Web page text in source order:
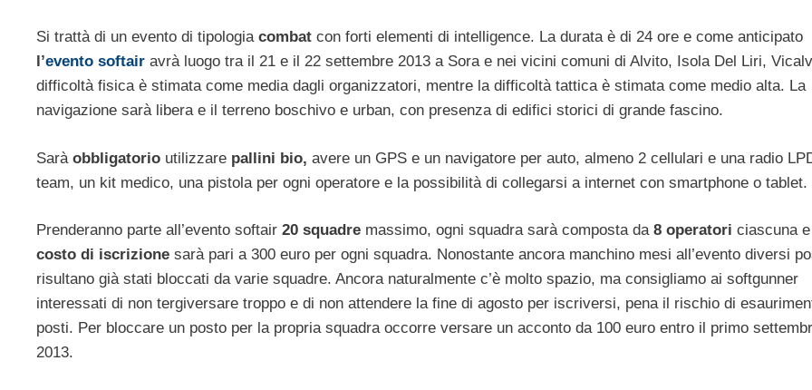
Si trattà di un evento di tipologia combat con forti elementi di intelligence. La durata è di 24 ore e come anticipato
l’evento softair avrà luogo tra il 21 e il 22 settembre 2013 a Sora e nei vicini comuni di Alvito, Isola Del Liri,
difficoltà fisica è stimata come media dagli organizzatori, mentre la difficoltà tattica è stimata come medio alta. La
navigazione sarà libera e il terreno boschivo e urban, con presenza di edifici storici di grande fascino.
Sarà obbligatorio utilizzare pallini bio, avere un GPS e un navigatore per auto, almeno 2 cellulari e una radio
team, un kit medico, una pistola per ogni operatore e la possibilità di collegarsi a internet con smartphone o tablet.
Prenderanno parte all’evento softair 20 squadre massimo, ogni squadra sarà composta da 8 operatori ciascuna
costo di iscrizione sarà pari a 300 euro per ogni squadra. Nonostante ancora manchino mesi all’evento diversi
risultano già stati bloccati da varie squadre. Ancora naturalmente c’è molto spazio, ma consigliamo ai softgunner
interessati di non tergiversare troppo e di non attendere la fine di agosto per iscriversi, pena il rischio di
posti. Per bloccare un posto per la propria squadra occorre versare un acconto da 100 euro entro il primo
2013.